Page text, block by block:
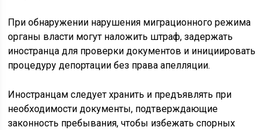
При обнаружении нарушения миграционного режима
органы власти могут наложить штраф, задержать
иностранца для проверки документов и инициировать
процедуру депортации без права апелляции.
Иностранцам следует хранить и предъявлять при
необходимости документы, подтверждающие
законность пребывания, чтобы избежать спорных